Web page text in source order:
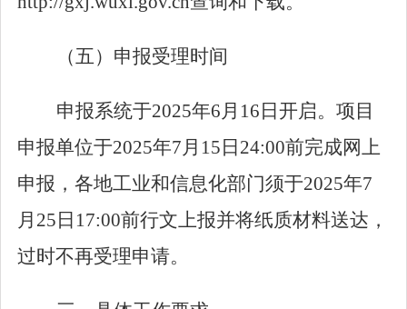
（五） 申报受理时间
申报系统于2025年6月 16 日开启。项目
申报单位于2025年7月 15 日 24:00前完成网上
申报，各地工业和信息化部门须于2025年7
月 25 日 17:00前行文上报并将纸质材料送达，
过时不再受理申请。